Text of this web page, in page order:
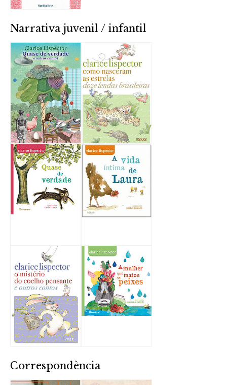
Narrativa juvenil / infantil
Correspondència